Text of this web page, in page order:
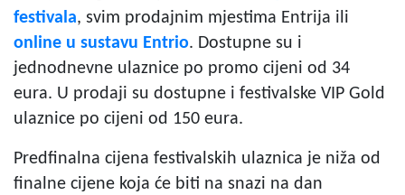
festivala, svim prodajnim mjestima Entrija ili
online u sustavu Entrio. Dostupne su i
jednodnevne ulaznice po promo cijeni od 34
eura. U prodaji su dostupne i festivalske VIP Gold
ulaznice po cijeni od 150 eura.
Predfinalna cijena festivalskih ulaznica je niža od
finalne cijene koja će biti na snazi na dan